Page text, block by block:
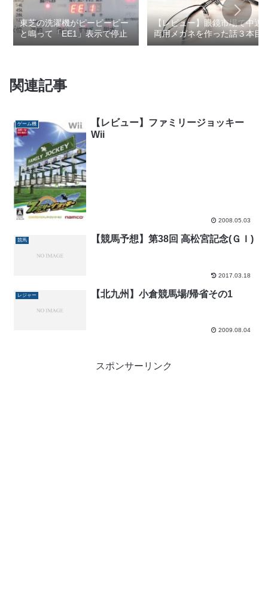
東芝の洗濯機がピーピーピー
と鳴って「EE1」表示で停止
【レビュー】眼鏡市場で中近
両用メガネを作った話３本目
関連記事
ゲーム機
【レビュー】ファミリージョッキー
Wii
2008.05.03
競馬 【競馬予想】第38回 高松宮記念(ＧＩ)
2017.03.18
レジャー 【北九州】小倉競馬場/帰省その1
2009.08.04
スポンサーリンク